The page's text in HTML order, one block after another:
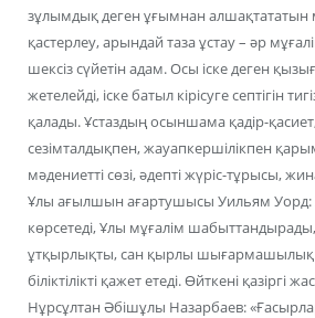
зұлымдық деген ұғымнан алшақтататын
қастерлеу, арындай таза ұстау – әр
шексіз сүйетін адам. Осы іске деген
жетелейді, іске батыл кірісуге септігін
қалады. Ұстаздың осыншама қадір-
сезімталдықпен, жауапкершілікпен
мәдениетті сөзі, әдепті жүріс-тұрысы,
Ұлы ағылшын ағартушысы Уильям Уорд:
көрсетеді, Ұлы мұғалім
ұтқырлықты, сан қырлы шығармашылық
біліктілікті қажет етеді. Өйткені
Нұрсұлтан Әбішұлы Назарбаев: